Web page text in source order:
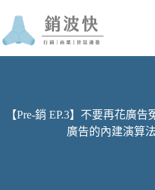
【Pre-銷 EP.3】不要再花廣
廣告的內建演算